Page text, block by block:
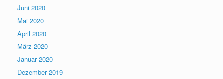
Juni 2020
Mai 2020
April 2020
März 2020
Januar 2020
Dezember 2019